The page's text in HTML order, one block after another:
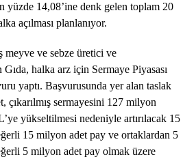
yüzde 14,08’ine denk gelen toplam 20
açılması planlanıyor.
meyve ve sebze üretici ve
Gıda, halka arz için Sermaye Piyasası
yaptı. Başvurusunda yer alan taslak
çıkarılmış sermayesini 127 milyon
yükseltilmesi nedeniyle artırılacak 15
15 milyon adet pay ve ortaklardan 5
5 milyon adet pay olmak üzere